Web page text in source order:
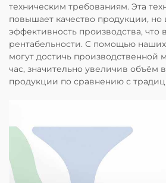
техническим требованиям. Эта
повышает качество продукции, но
эффективность производства, что
рентабельности. С помощью
могут достичь производственной
час, значительно увеличив объём
продукции по сравнению с